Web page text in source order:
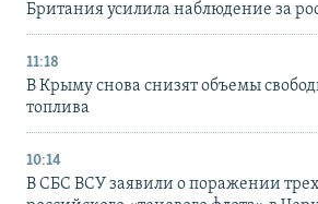
Британия усилила наблюдение за
11:18
В Крыму снова снизят объемы
топлива
10:14
В СБС ВСУ заявили о поражении трех